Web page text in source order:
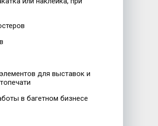
для выставок и
в багетном бизнесе